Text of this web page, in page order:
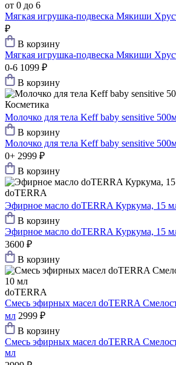
от 0 до 6
Мягкая игрушка-подвеска Мякиши
₽
В корзину
Мягкая игрушка-подвеска Мякиши
0-6 1099 ₽
В корзину
Косметика
Молочко для тела Keff baby sensitive
В корзину
Молочко для тела Keff baby sensitive
0+ 2999 ₽
В корзину
doTERRA
Эфирное масло doTERRA Куркума, 15
В корзину
Эфирное масло doTERRA Куркума, 15
3600 ₽
В корзину
doTERRA
Смесь эфирных масел doTERRA
мл 2999 ₽
В корзину
Смесь эфирных масел doTERRA
мл